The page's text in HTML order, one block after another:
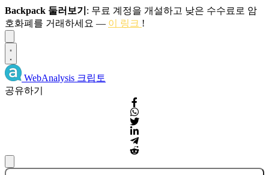
Backpack 둘러보기 : 무료 계정을 개설하고 낮은 수수료로 암
호화폐를 거래하세요 — 이 링크 !
WebAnalysis 크립토
공유하기